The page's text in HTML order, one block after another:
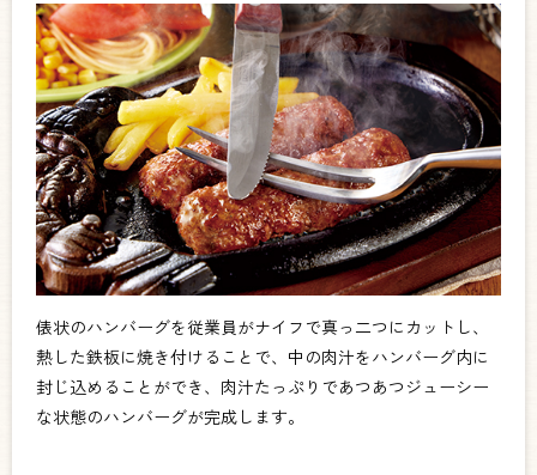
俵状のハンバーグを従業員がナイフで真っ二つにカットし、
熱した鉄板に焼き付けることで、中の肉汁をハンバーグ内に
封じ込めることができ、肉汁たっぷりであつあつジューシー
な状態のハンバーグが完成します。